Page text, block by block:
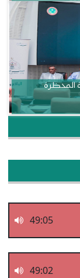
المحظرة
49:05
49:02